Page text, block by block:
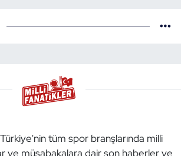
tüm spor branşlarında milli
ve müsabakalara dair son haberler ve